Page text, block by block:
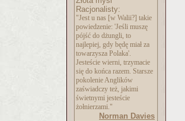
Racjonalisty:
"Jest u nas [w Walii?] takie
powiedzenie: 'Jeśli muszę
pójść do dżungli, to
najlepiej, gdy będę miał za
towarzysza Polaka'.
Jesteście wierni, trzymacie
się do końca razem. Starsze
pokolenie Anglików
zaświadczy też, jakimi
świetnymi jesteście
żołnierzami."
Norman Davies